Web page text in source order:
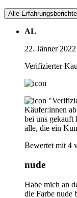
Alle
AL
22. Jänner 2022
Verifizierter
Käufer:innen
bei uns gekauft
alle, die ein
Bewertet mit 4
nude
Habe mich an
die Farbe nude